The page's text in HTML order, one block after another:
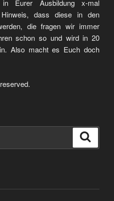
Eurer Ausbildung x-mal
dass diese in den
die fragen wir immer
schon so und wird in 20
Also macht es Euch doch